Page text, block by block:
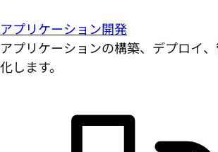
アプリケーション開発
アプリケーションの構築、デプロイ
化します。